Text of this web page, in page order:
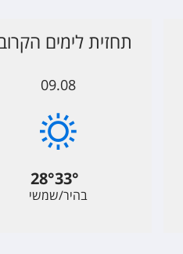
תחזית לימים
09.08
33°
28°
בהיר/שמשי